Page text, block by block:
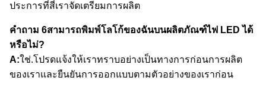
ประการที่สี่เราจัดเตรียมการผลิต
คำถาม 6สามารถพิมพ์โลโก้ของฉันบนผลิตภัณฑ์ไฟ LED ได้
หรือไม่?
A:ใช่.โปรดแจ้งให้เราทราบอย่างเป็นทางการก่อนการผลิต
ของเราและยืนยันการออกแบบตามตัวอย่างของเราก่อน